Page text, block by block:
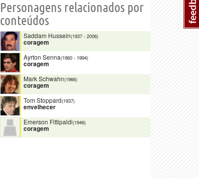
Personagens relacionados por
conteúdos
Saddam Hussein(1937 - 2006)
coragem
Ayrton Senna(1960 - 1994)
coragem
Mark Schwahn(1966)
coragem
Tom Stoppard(1937)
envelhecer
Emerson Fittipaldi(1946)
coragem